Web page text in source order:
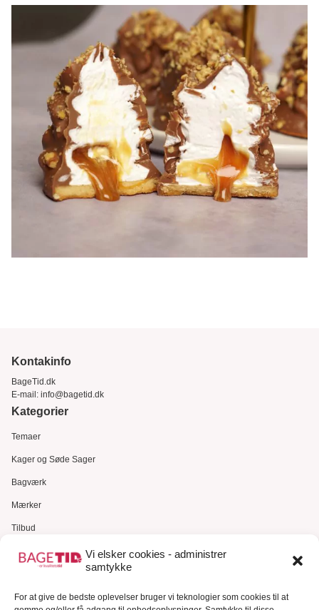
Vi elsker cookies - administrer
samtykke
For at give de bedste oplevelser bruger vi teknologier som cookies til at
Kontakinfo
BageTid.dk
E-mail: info@bagetid.dk
Kategorier
Temaer
Kager og Søde Sager
Bagværk
Mærker
Tilbud
Gavekort
Kundeservice
Kundeservice